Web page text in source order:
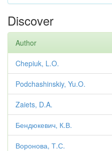
Discover
Author
Chepiuk, L.O.
Podchashinskiy, Yu.O.
Zaiets, D.A.
Бендюкевич, К.В.
Воронова, Т.С.